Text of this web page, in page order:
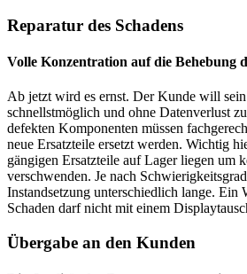
Reparatur des Schadens
Volle Konzentration auf die Behebung
Ab jetzt wird es ernst. Der Kunde will
schnellstmöglich und ohne Datenverlust
defekten Komponenten müssen
neue Ersatzteile ersetzt werden. Wichtig
gängigen Ersatzteile auf Lager liegen um
verschwenden. Je nach
Instandsetzung unterschiedlich lange. Ein
Schaden darf nicht mit einem
Übergabe an den Kunden